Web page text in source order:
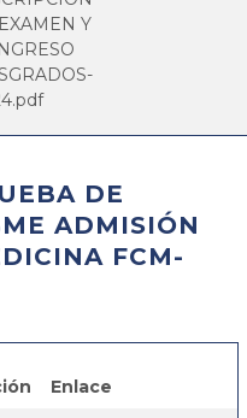
Y
DE
ADMISIÓN
FCM-
Enlace